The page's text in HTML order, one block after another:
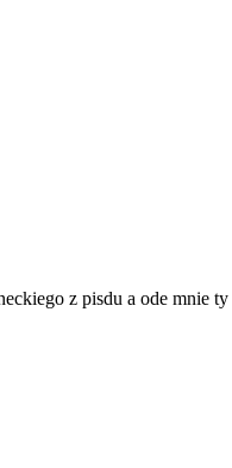
z pisdu a ode mnie